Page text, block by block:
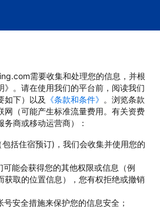
需要收集和处理您的信息，并根
》。请在使用我们的平台前，阅读我们
如下）以及 《条款和条件》 。浏览条款
网（可能产生标准流量费用。有关资费
商或移动运营商）：
括住宿预订)，我们会收集并使用您的
能会获得您的其他权限或信息（例
获取的位置信息），您有权拒绝或撤销
安全措施来保护您的信息安全；